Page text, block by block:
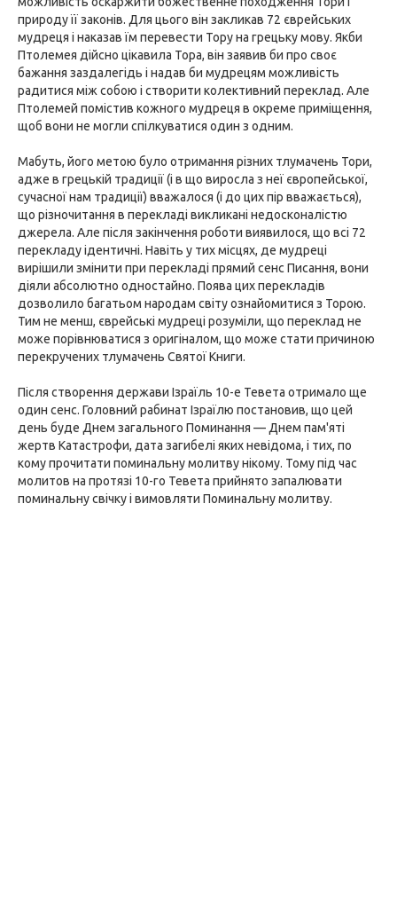
природу її законів. Для цього він закликав 72 єврейських
мудреця і наказав їм перевести Тору на грецьку мову. Якби
Птолемея дійсно цікавила Тора, він заявив би про своє
бажання заздалегідь і надав би мудрецям можливість
радитися між собою і створити колективний переклад. Але
Птолемей помістив кожного мудреця в окреме приміщення,
щоб вони не могли спілкуватися один з одним.
Мабуть, його метою було отримання різних тлумачень Тори,
адже в грецькій традиції (і в що виросла з неї європейської,
сучасної нам традиції) вважалося (і до цих пір вважається),
що різночитання в перекладі викликані недосконалістю
джерела. Але після закінчення роботи виявилося, що всі 72
перекладу ідентичні. Навіть у тих місцях, де мудреці
вирішили змінити при перекладі прямий сенс Писання, вони
діяли абсолютно одностайно. Поява цих перекладів
дозволило багатьом народам світу ознайомитися з Торою.
Тим не менш, єврейські мудреці розуміли, що переклад не
може порівнюватися з оригіналом, що може стати причиною
перекручених тлумачень Святої Книги.
Після створення держави Ізраїль 10-е Тевета отримало ще
один сенс. Головний рабинат Ізраїлю постановив, що цей
день буде Днем загального Поминання — Днем пам'яті
жертв Катастрофи, дата загибелі яких невідома, і тих, по
кому прочитати поминальну молитву нікому. Тому під час
молитов на протязі 10-го Тевета прийнято запалювати
поминальну свічку і вимовляти Поминальну молитву.